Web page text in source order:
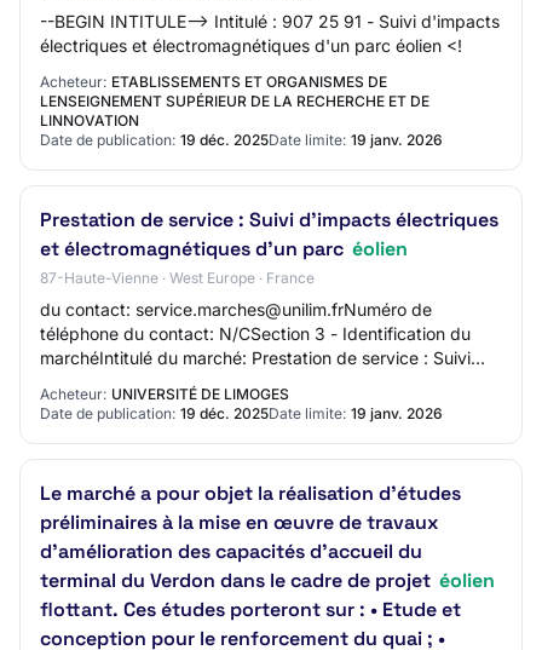
--BEGIN INTITULE--> Intitulé : 907 25 91 - Suivi d'impacts
électriques et électromagnétiques d'un parc éolien <!
Acheteur: ETABLISSEMENTS ET ORGANISMES DE
LENSEIGNEMENT SUPÉRIEUR DE LA RECHERCHE ET DE
LINNOVATION
Date de publication: 19 déc. 2025Date limite: 19 janv. 2026
Prestation de service : Suivi d'impacts électriques
et électromagnétiques d'un parc éolien
87-Haute-Vienne · West Europe · France
du contact: service.marches@unilim.frNuméro de
téléphone du contact: N/CSection 3 - Identification du
marchéIntitulé du marché: Prestation de service : Suivi
d'impacts électriques et électromagnétiqu…
Acheteur: UNIVERSITÉ DE LIMOGES
Date de publication: 19 déc. 2025Date limite: 19 janv. 2026
Le marché a pour objet la réalisation d'études
préliminaires à la mise en œuvre de travaux
d’amélioration des capacités d’accueil du
terminal du Verdon dans le cadre de projet éolien
flottant. Ces études porteront sur : • Etude et
conception pour le renforcement du quai ; •